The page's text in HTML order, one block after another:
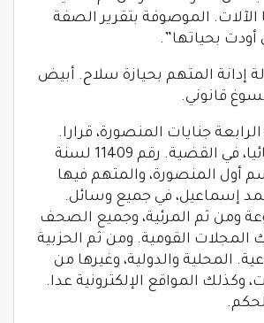
الآلات. الموصوفة بتقرير الصفة
أودت بحياتها”.
إدانة المتهم بحيازة سلاح. أبيض
قانوني.
جنايات المنصورة، قرارا.
بحظر النشر نهائيا، في القضية. رقم 11409 لسنة
قسم أول المنصورة، والمتهم فيها
إسماعيل، في جميع وسائل.
ومن ثم المرئية، وجميع الصحف
المجلات القومية. ومن ثم الحزبية
المحلية والدولية، وغيرها من
وكذلك المواقع الإلكترونية عدا.